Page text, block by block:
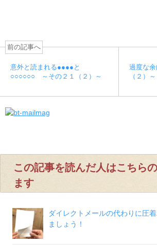
前の記事へ
意外と読まれる●●●●と
○○○○○○ ～その２１（２）～
過度な
（２）～
この記事を読んだ人はこちら
ます
ダイレクトメールの代わりに圧
ましょう！